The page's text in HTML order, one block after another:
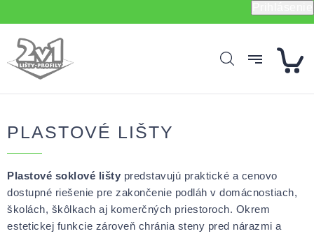
PLASTOVÉ LIŠTY
Plastové soklové lišty predstavujú praktické a cenovo
dostupné riešenie pre zakončenie podláh v domácnostiach,
školách, škôlkach aj komerčných priestoroch. Okrem
estetickej funkcie zároveň chránia steny pred nárazmi a